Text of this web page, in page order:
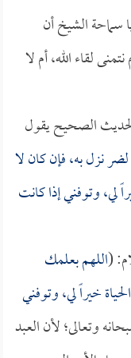
سماحة الشيخ أن
لقاء الله، أم لا
الحديث الصحيح يقول
نزل به، فإن كان لا
لي، وتوفني إذا كانت
(اللهم بعلمك
خيراً لي، وتوفني
وتعالى؛ لأن العبد